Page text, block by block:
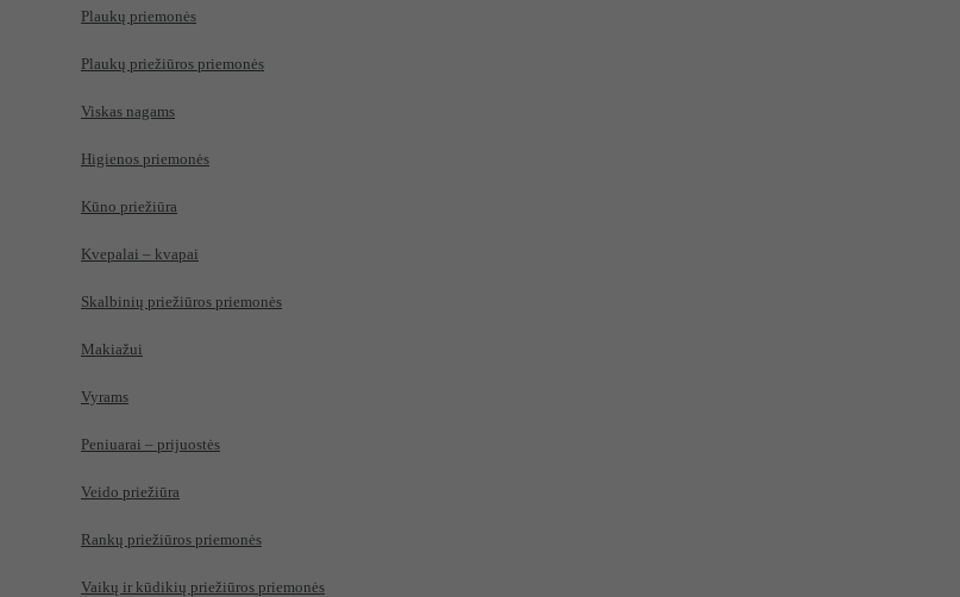
Plaukų priemonės
Plaukų priežiūros priemonės
Viskas nagams
Higienos priemonės
Kūno priežiūra
Kvepalai – kvapai
Skalbinių priežiūros priemonės
Makiažui
Vyrams
Peniuarai – prijuostės
Veido priežiūra
Rankų priežiūros priemonės
Vaikų ir kūdikių priežiūros priemonės